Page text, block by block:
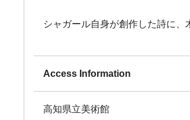
シャガール自身が創作した詩に、
Access Information
高知県立美術館